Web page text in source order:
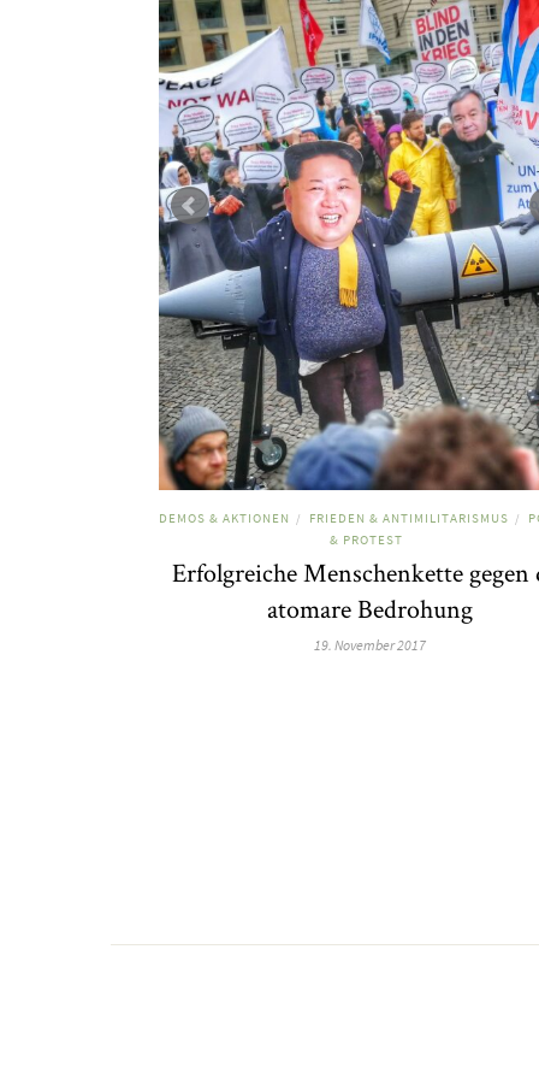
DEMOS & AKTIONEN / FRIEDEN & ANTIMILITARISMUS /
& PROTEST
Erfolgreiche Menschenkette gegen
atomare Bedrohung
19. November 2017